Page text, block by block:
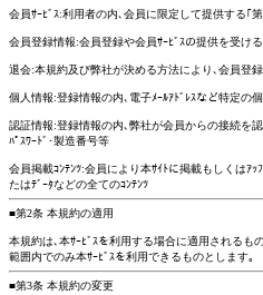
会員ｻｰﾋﾞｽ:利用者の内､会員に限定して提供する｢
会員登録情報:会員登録や会員ｻｰﾋﾞｽの提供を受け
退会:本規約及び弊社が決める方法により､会員登
個人情報:登録情報の内､電子ﾒｰﾙｱﾄﾞﾚｽなど特定の
認証情報:登録情報の内､弊社が会員からの接続を
ﾊﾟｽﾜｰﾄﾞ･製造番号等
会員掲載ｺﾝﾃﾝﾂ:会員により本ｻｲﾄに掲載もしくはｱ
たはﾃﾞｰﾀなどの全てのｺﾝﾃﾝﾂ
■第2条 本規約の適用
本規約は､本ｻｰﾋﾞｽを利用する場合に適用されるも
範囲内でのみ本ｻｰﾋﾞｽを利用できるものとします｡
■第3条 本規約の変更